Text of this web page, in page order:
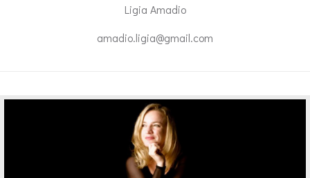
Ligia Amadio
amadio.ligia@gmail.com